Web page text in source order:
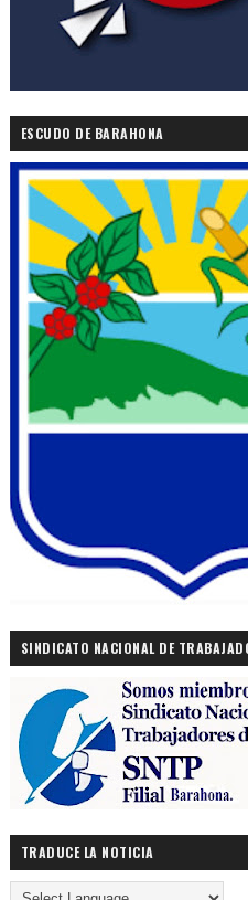
ESCUDO DE BARAHONA
SINDICATO NACIONAL DE
TRADUCE LA NOTICIA